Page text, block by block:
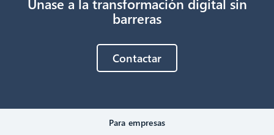
barreras
Contactar
Para empresas